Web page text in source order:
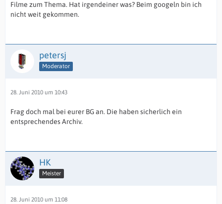
Filme zum Thema. Hat irgendeiner was? Beim googeln bin ich
nicht weit gekommen.
petersj
Moderator
28. Juni 2010 um 10:43
Frag doch mal bei eurer BG an. Die haben sicherlich ein
entsprechendes Archiv.
HK
Meister
28. Juni 2010 um 11:08